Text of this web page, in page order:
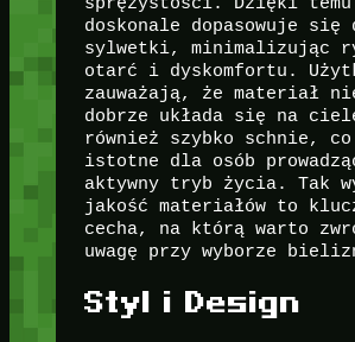
doskonale dopasowuje się
sylwetki, minimalizując
otarć i dyskomfortu.
zauważają, że materiał
dobrze układa się na
również szybko schnie,
istotne dla osób
aktywny tryb życia. Tak
jakość materiałów to
cecha, na którą warto
uwagę przy wyborze
Styl i Design